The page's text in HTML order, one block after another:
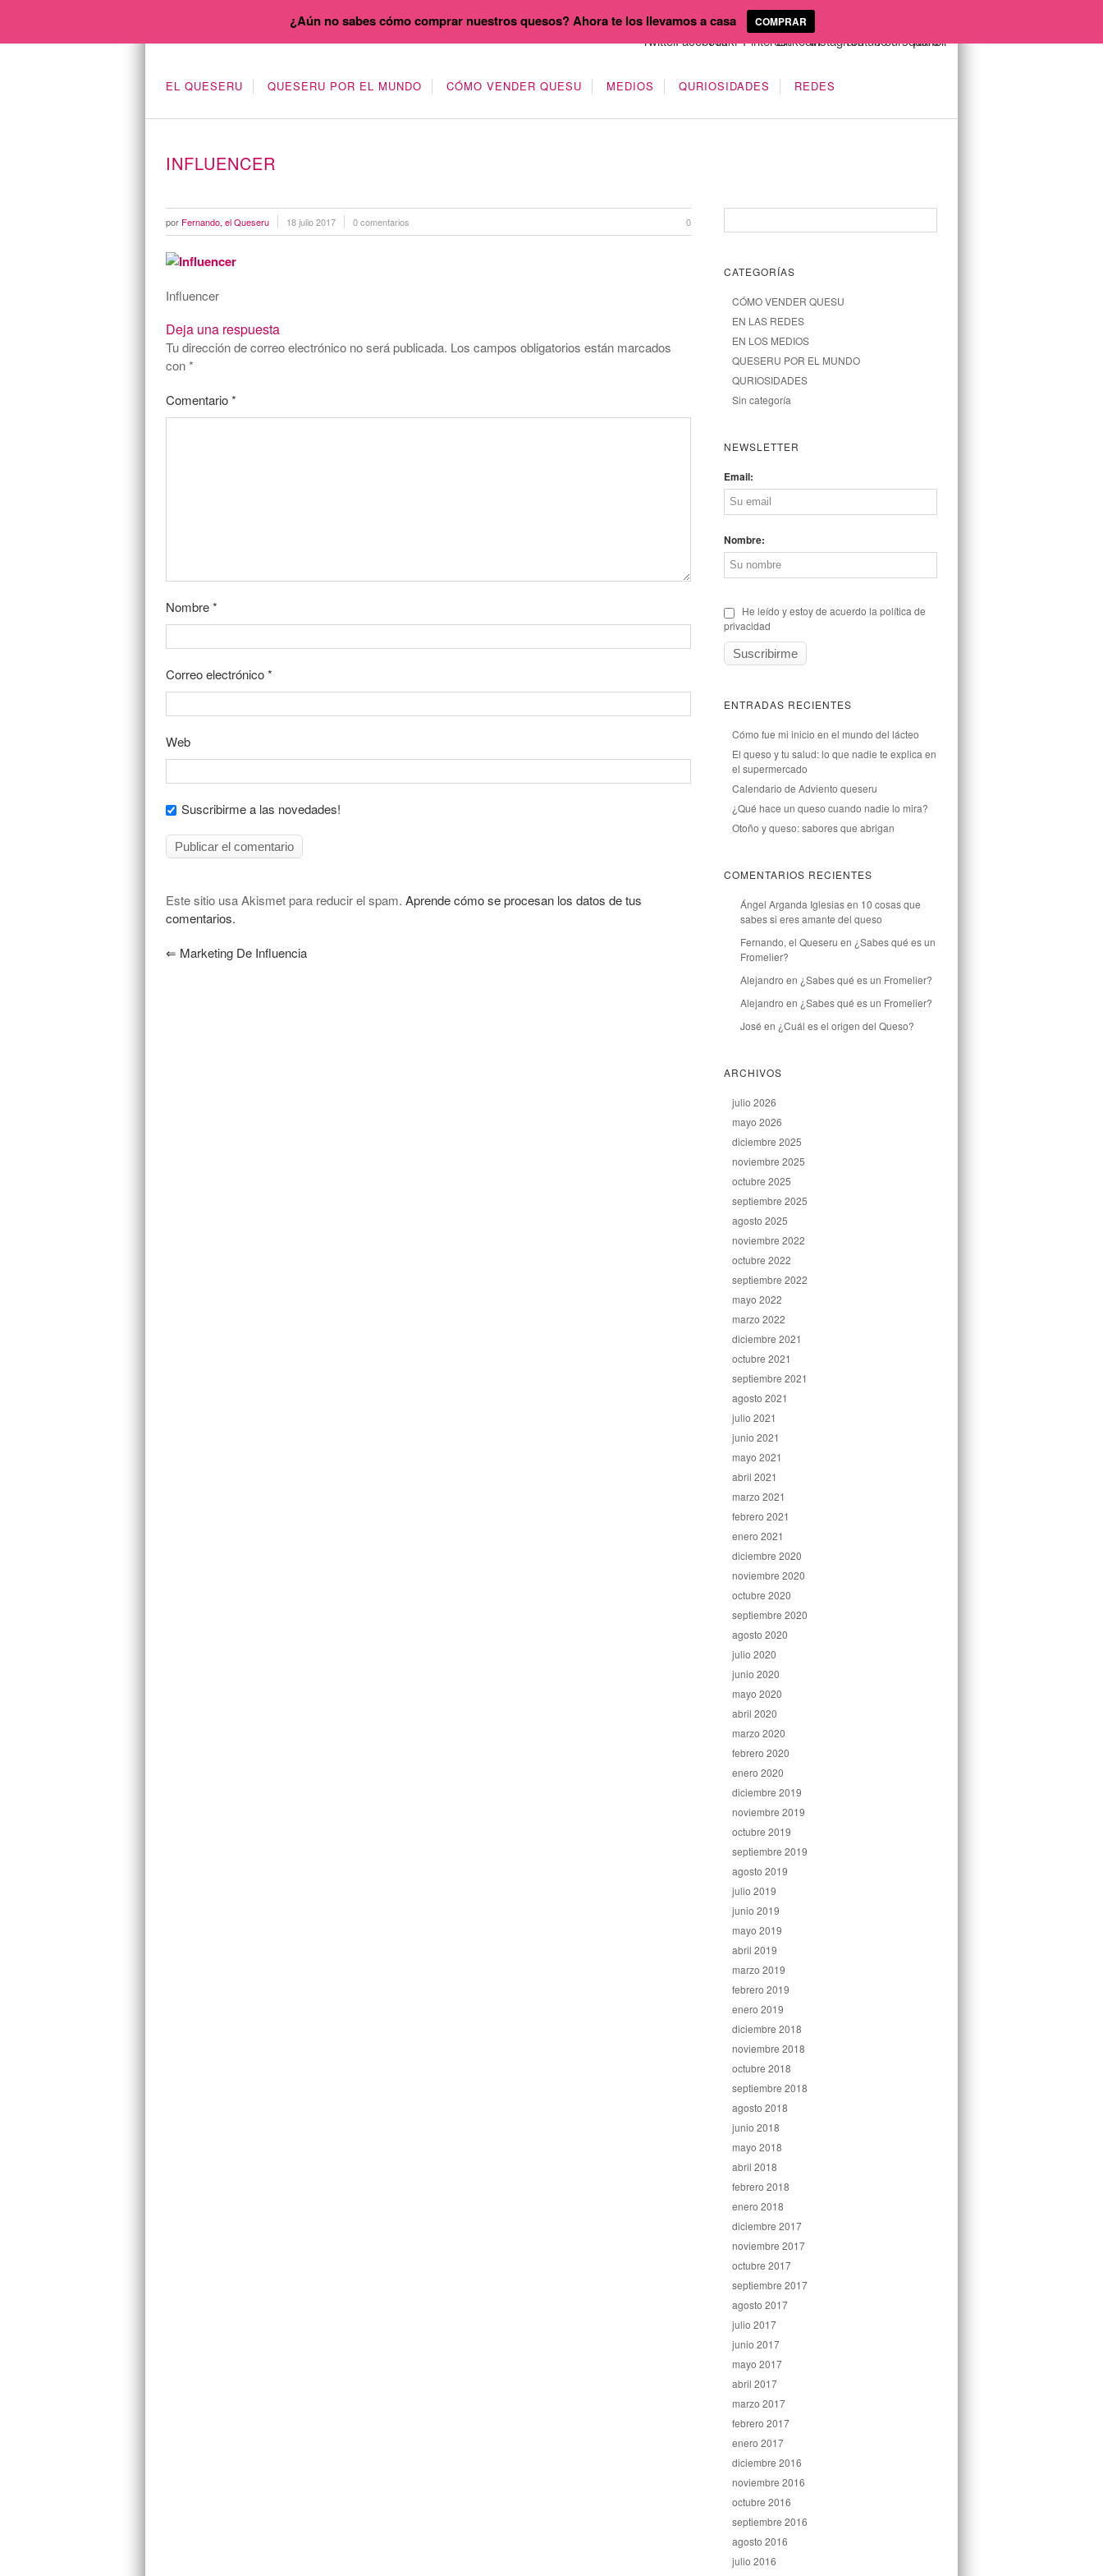
EL QUESERU QUESERU POR EL MUNDO CÓMO VENDER QUESU MEDIOS QURIOSIDADES REDES
INFLUENCER
por Fernando, el Queseru 18 julio 2017 0 comentarios 0
Influencer
Deja una respuesta
Tu dirección de correo electrónico no será publicada. Los campos obligatorios están marcados
con*
Comentario*
Nombre*
Correo electrónico*
Web
Suscribirme a las novedades!
Este sitio usa Akismet para reducir el spam. Aprende cómo se procesan los datos de tus
comentarios.
⇐ Marketing De Influencia
CATEGORÍAS
CÓMO VENDER QUESU
EN LAS REDES
EN LOS MEDIOS
QUESERU POR EL MUNDO
QURIOSIDADES
Sin categoría
NEWSLETTER
Email:
Nombre:
He leído y estoy de acuerdo la política de
privacidad
ENTRADAS RECIENTES
Cómo fue mi inicio en el mundo del lácteo
El queso y tu salud: lo que nadie te explica en
el supermercado
Calendario de Adviento queseru
¿Qué hace un queso cuando nadie lo mira?
Otoño y queso: sabores que abrigan
COMENTARIOS RECIENTES
Ángel Arganda Iglesiasen 10 cosas que
sabes si eres amante del queso
Fernando, el Queseru en ¿Sabes qué es un
Fromelier?
Alejandro en ¿Sabes qué es un Fromelier?
Alejandro en ¿Sabes qué es un Fromelier?
José en ¿Cuál es el origen del Queso?
ARCHIVOS
julio 2026
mayo 2026
diciembre 2025
noviembre 2025
octubre 2025
septiembre 2025
agosto 2025
noviembre 2022
octubre 2022
septiembre 2022
mayo 2022
marzo 2022
diciembre 2021
octubre 2021
septiembre 2021
agosto 2021
julio 2021
junio 2021
mayo 2021
abril 2021
marzo 2021
febrero 2021
enero 2021
diciembre 2020
noviembre 2020
octubre 2020
septiembre 2020
agosto 2020
julio 2020
junio 2020
mayo 2020
abril 2020
marzo 2020
febrero 2020
enero 2020
diciembre 2019
noviembre 2019
octubre 2019
septiembre 2019
agosto 2019
julio 2019
junio 2019
mayo 2019
abril 2019
marzo 2019
febrero 2019
enero 2019
diciembre 2018
noviembre 2018
octubre 2018
septiembre 2018
agosto 2018
junio 2018
mayo 2018
abril 2018
febrero 2018
enero 2018
diciembre 2017
noviembre 2017
octubre 2017
septiembre 2017
agosto 2017
julio 2017
junio 2017
mayo 2017
abril 2017
marzo 2017
febrero 2017
enero 2017
diciembre 2016
noviembre 2016
octubre 2016
septiembre 2016
agosto 2016
julio 2016
¿Aún no sabes cómo comprar nuestros quesos? Ahora te los llevamos a casa COMPRAR